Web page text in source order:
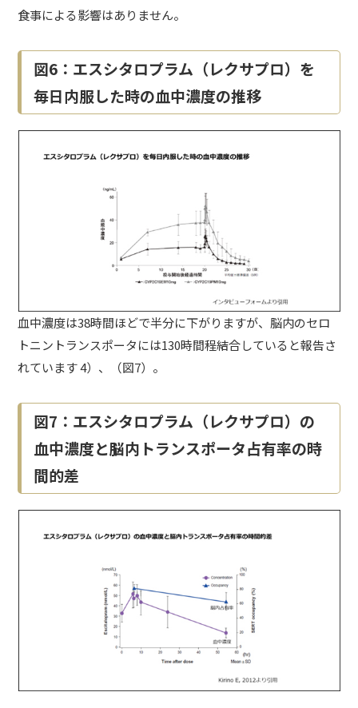
食事による影響はありません。
図6：エスシタロプラム（レクサプロ）を
毎日内服した時の血中濃度の推移
血中濃度は38時間ほどで半分に下がりますが、脳内のセロ
トニントランスポータには130時間程結合していると報告さ
れています 4）、（図7）。
図7：エスシタロプラム（レクサプロ）の
血中濃度と脳内トランスポータ占有率の時
間的差